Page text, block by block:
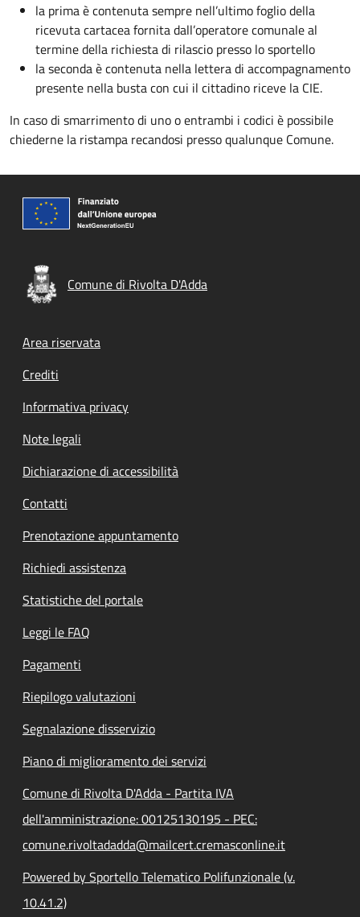
la prima è contenuta sempre nell’ultimo foglio della
ricevuta cartacea fornita dall’operatore comunale al
termine della richiesta di rilascio presso lo sportello
la seconda è contenuta nella lettera di accompagnamento
presente nella busta con cui il cittadino riceve la CIE.
In caso di smarrimento di uno o entrambi i codici è possibile
chiederne la ristampa recandosi presso qualunque Comune.
Comune di Rivolta D'Adda
Footer menu
Area riservata
Crediti
Informativa privacy
Note legali
Dichiarazione di accessibilità
Contatti
Prenotazione appuntamento
Richiedi assistenza
Statistiche del portale
Leggi le FAQ
Pagamenti
Riepilogo valutazioni
Segnalazione disservizio
Piano di miglioramento dei servizi
Comune di Rivolta D'Adda - Partita IVA
dell'amministrazione: 00125130195 - PEC:
comune.rivoltadadda@mailcert.cremasconline.it
Powered by Sportello Telematico Polifunzionale (v.
10.41.2)